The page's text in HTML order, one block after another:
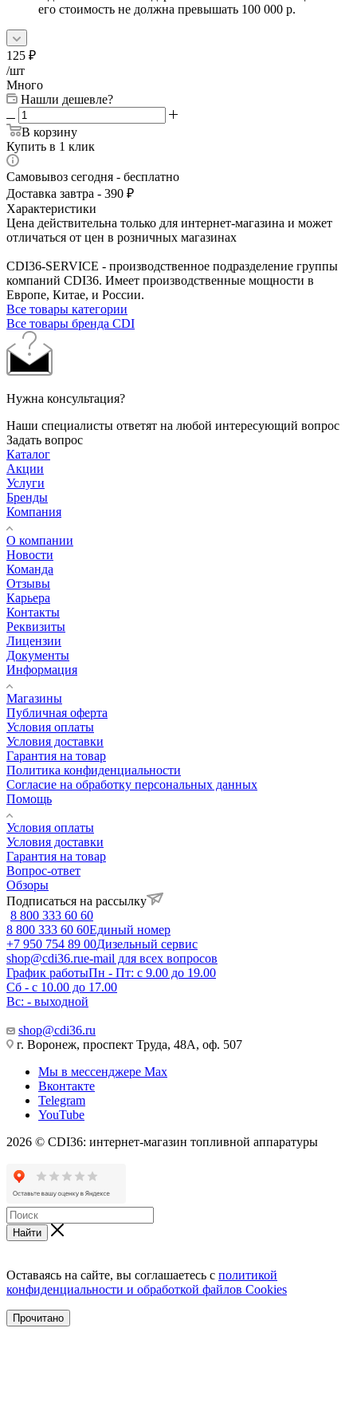
его стоимость не должна превышать 100 000 р.
125 ₽
/шт
Много
Нашли дешевле?
В корзину
Купить в 1 клик
Самовывоз сегодня - бесплатно
Доставка завтра - 390 ₽
Характеристики
Цена действительна только для интернет-магазина и может
отличаться от цен в розничных магазинах
CDI36-SERVICE - производственное подразделение группы
компаний CDI36. Имеет производственные мощности в
Европе, Китае, и России.
Все товары категории
Все товары бренда CDI
Нужна консультация?
Наши специалисты ответят на любой интересующий вопрос
Задать вопрос
Каталог
Акции
Услуги
Бренды
Компания
О компании
Новости
Команда
Отзывы
Карьера
Контакты
Реквизиты
Лицензии
Документы
Информация
Магазины
Публичная оферта
Условия оплаты
Условия доставки
Гарантия на товар
Политика конфиденциальности
Согласие на обработку персональных данных
Помощь
Условия оплаты
Условия доставки
Гарантия на товар
Вопрос-ответ
Обзоры
Подписаться на рассылку
8 800 333 60 60
8 800 333 60 60Единый номер
+7 950 754 89 00Дизельный сервис
shop@cdi36.rue-mail для всех вопросов
График работыПн - Пт: с 9.00 до 19.00
Сб - с 10.00 до 17.00
Вс: - выходной
shop@cdi36.ru
г. Воронеж, проспект Труда, 48А, оф. 507
Мы в мессенджере Max
Вконтакте
Telegram
YouTube
2026 © CDI36: интернет-магазин топливной аппаратуры
Найти
Оставаясь на сайте, вы соглашаетесь с политикой
конфиденциальности и обработкой файлов Cookies
Прочитано